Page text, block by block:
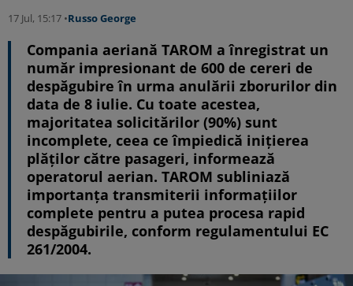
17 Jul, 15:17 •Russo George
Compania aeriană TAROM a înregistrat un
număr impresionant de 600 de cereri de
despăgubire în urma anulării zborurilor din
data de 8 iulie. Cu toate acestea,
majoritatea solicitărilor (90%) sunt
incomplete, ceea ce împiedică inițierea
plăților către pasageri, informează
operatorul aerian. TAROM subliniază
importanța transmiterii informațiilor
complete pentru a putea procesa rapid
despăgubirile, conform regulamentului EC
261/2004.